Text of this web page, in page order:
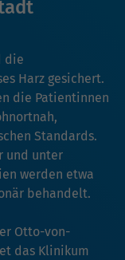
CookieInhalte
die
Harz gesichert.
die Patientinnen
Standards.
und unter
werden etwa
behandelt.
Otto-von-
das Klinikum